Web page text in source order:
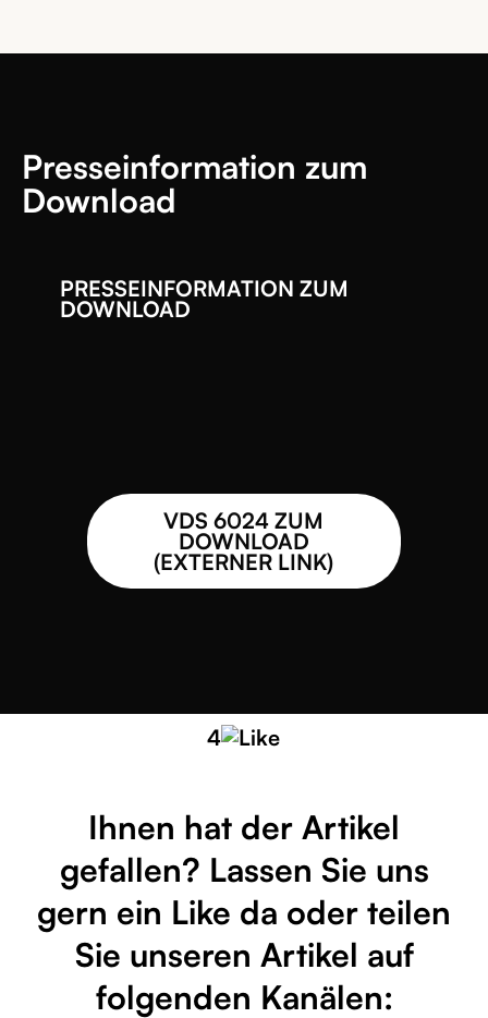
Presseinformation zum
Download
PRESSEINFORMATION ZUM
DOWNLOAD
VDS 6024 ZUM
DOWNLOAD
(EXTERNER LINK)
4
Ihnen hat der Artikel
gefallen? Lassen Sie uns
gern ein Like da oder teilen
Sie unseren Artikel auf
folgenden Kanälen: